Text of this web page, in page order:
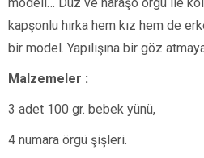
kapşonlu hırka hem kız hem de
bir model. Yapılışına bir göz
Malzemeler :
3 adet 100 gr. bebek yünü,
4 numara örgü şişleri.